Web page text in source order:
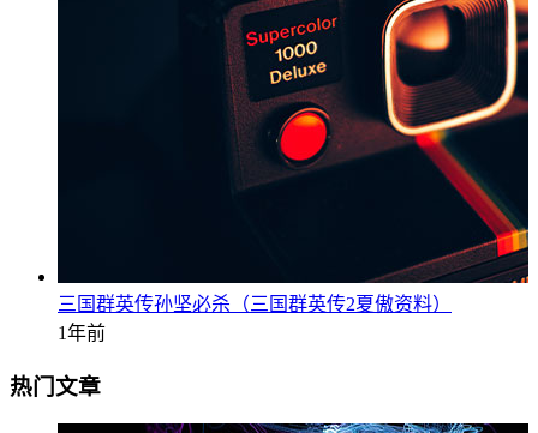
三国群英传孙坚必杀（三国群英传2夏傲资料）
1年前
热门文章